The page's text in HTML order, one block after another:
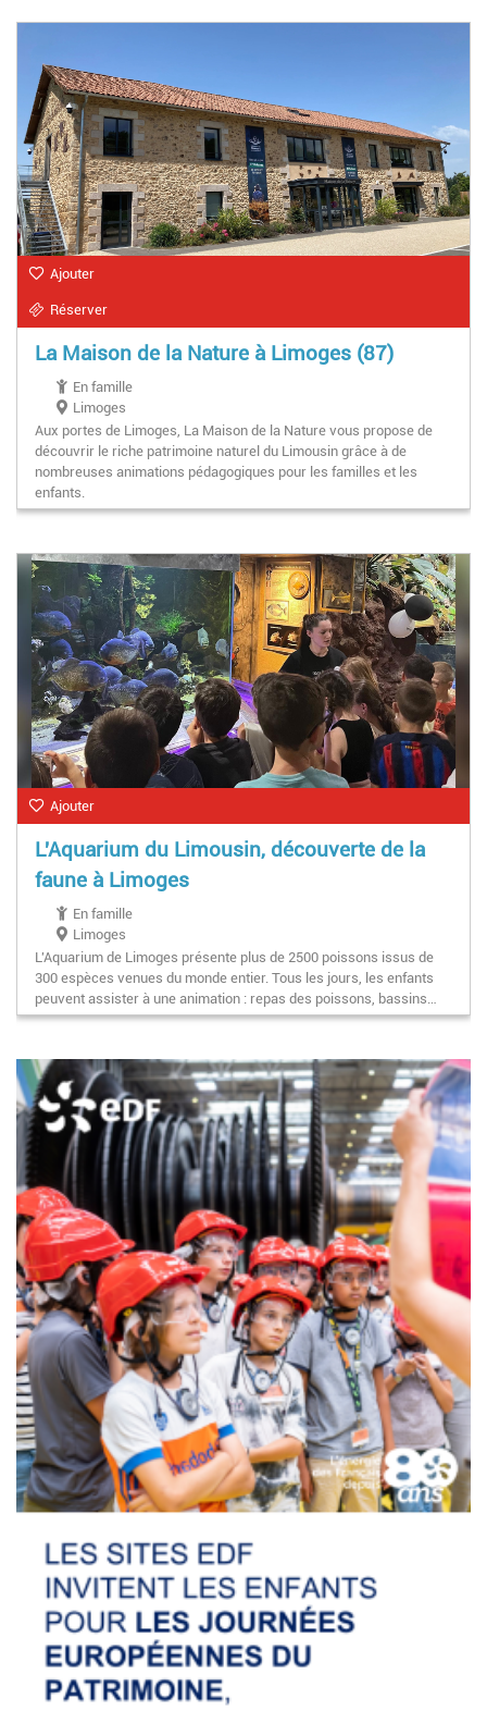
Ajouter
Réserver
La Maison de la Nature à Limoges (87)
En famille
Limoges
Aux portes de Limoges, La Maison de la Nature vous propose de
découvrir le riche patrimoine naturel du Limousin grâce à de
nombreuses animations pédagogiques pour les familles et les
enfants.
Ajouter
L'Aquarium du Limousin, découverte de la
faune à Limoges
En famille
Limoges
L'Aquarium de Limoges présente plus de 2500 poissons issus de
300 espèces venues du monde entier. Tous les jours, les enfants
peuvent assister à une animation : repas des poissons, bassins…